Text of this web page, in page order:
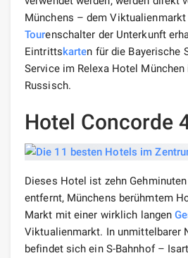
Münchens – dem
Tourenschalter der Unterkunft
Eintrittskarten für die Bayerische
Service im Relexa Hotel
Russisch.
Hotel Concorde
Dieses Hotel ist zehn
entfernt, Münchens berühmtem
Markt mit einer wirklich langen
Viktualienmarkt. In unmittelbarer
befindet sich ein S-Bahnhof –